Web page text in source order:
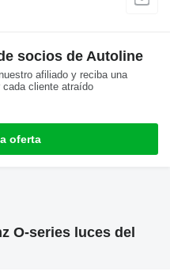
socios de Autoline
afiliado y reciba una
cada cliente atraído
oferta
O-series luces del